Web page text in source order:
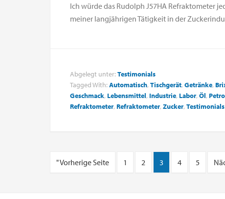
Ich würde das Rudolph J57HA Refraktometer
meiner langjährigen Tätigkeit in der
Abgelegt unter: Testimonials
Tagged With: Automatisch, Tischgerät, Getränke,
Geschmack, Lebensmittel, Industrie, Labor, Öl,
Refraktometer, Refraktometer, Zucker, Testimonials
" Vorherige Seite 1 2 3 4 5